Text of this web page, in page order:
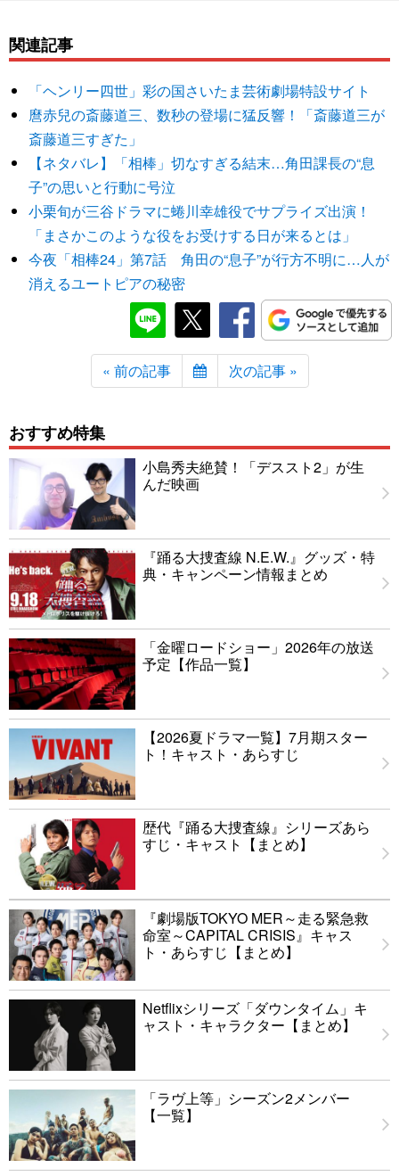
関連記事
「ヘンリー四世」彩の国さいたま芸術劇場特設サイト
麿赤兒の斎藤道三、数秒の登場に猛反響！「斎藤道三が
斎藤道三すぎた」
【ネタバレ】「相棒」切なすぎる結末…角田課長の“息
子”の思いと行動に号泣
小栗旬が三谷ドラマに蜷川幸雄役でサプライズ出演！
「まさかこのような役をお受けする日が来るとは」
今夜「相棒24」第7話 角田の“息子”が行方不明に…人が
消えるユートピアの秘密
« 前の記事 次の記事 »
おすすめ特集
小島秀夫絶賛！「デススト2」が生
んだ映画
『踊る大捜査線 N.E.W.』グッズ・特
典・キャンペーン情報まとめ
「金曜ロードショー」2026年の放送
予定【作品一覧】
【2026夏ドラマ一覧】7月期スター
ト！キャスト・あらすじ
歴代『踊る大捜査線』シリーズあら
すじ・キャスト【まとめ】
『劇場版TOKYO MER～走る緊急救
命室～CAPITAL CRISIS』キャス
ト・あらすじ【まとめ】
Netflixシリーズ「ダウンタイム」キ
ャスト・キャラクター【まとめ】
「ラヴ上等」シーズン2メンバー
【一覧】